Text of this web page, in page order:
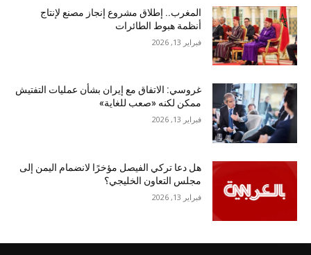
المغرب.. إطلاق مشروع إنجاز مصنع لإنتاج
أنظمة هبوط الطائرات
فبراير 13, 2026
غروسي: الاتفاق مع إيران بشأن عمليات التفتيش
ممكن لكنه «صعب للغاية»
فبراير 13, 2026
هل دعا تركي الفيصل مؤخرًا لانضمام اليمن إلى
مجلس التعاون الخليجي؟
فبراير 13, 2026